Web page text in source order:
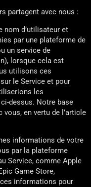
partagent avec nous :
nom d’utilisateur et
par une plateforme de
un service de
lorsque cela est
utilisons ces
le Service et pour
les
dessus. Notre base
vous, en vertu de l’article
informations de votre
par la plateforme
Service, comme Apple
Game Store,
informations pour